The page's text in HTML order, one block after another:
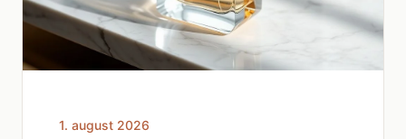
1. august 2026